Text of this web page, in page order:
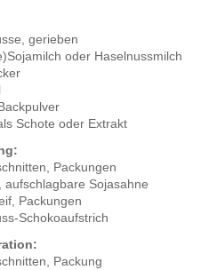
gerieben
oder Haselnussmilch
Schote oder Extrakt
Packungen
aufschlagbare Sojasahne
Packungen
Schokoaufstrich
Packung